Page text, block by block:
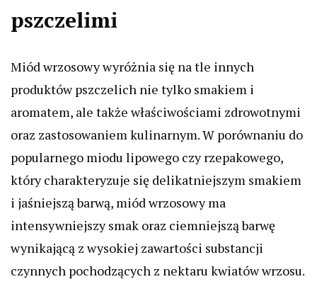
pszczelimi
Miód wrzosowy wyróżnia się na tle innych
produktów pszczelich nie tylko smakiem i
aromatem, ale także właściwościami zdrowotnymi
oraz zastosowaniem kulinarnym. W porównaniu do
popularnego miodu lipowego czy rzepakowego,
który charakteryzuje się delikatniejszym smakiem
i jaśniejszą barwą, miód wrzosowy ma
intensywniejszy smak oraz ciemniejszą barwę
wynikającą z wysokiej zawartości substancji
czynnych pochodzących z nektaru kwiatów wrzosu.